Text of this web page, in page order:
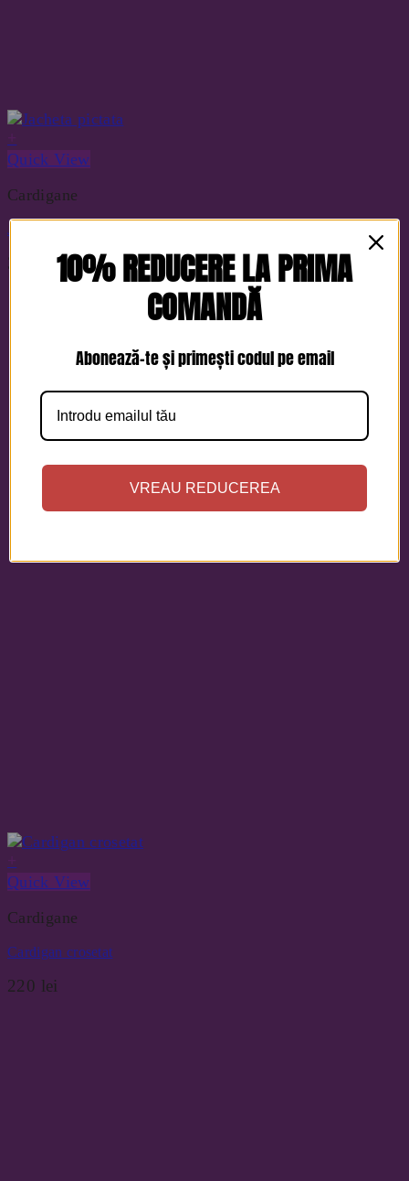
Quick View
Cardigane
Jacheta pictata
380 lei
Quick View
Cardigane
Cardigan crosetat
220 lei
10% REDUCERE LA PRIMA
COMANDĂ
Abonează-te și primești codul pe email
VREAU REDUCEREA